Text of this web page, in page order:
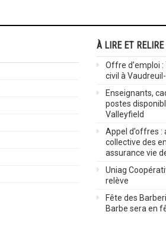
À LIRE ET RELIRE
Offre d’emploi
civil à
Enseignants,
postes
Valleyfield
Appel d’offres :
collective des
assurance vie
Uniag
relève
Fête des
Barbe sera en